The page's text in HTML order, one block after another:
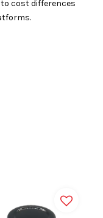
cost differences